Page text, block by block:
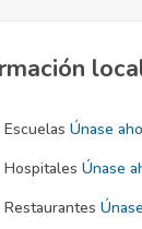
Escuelas Únase
Hospitales Únase
Restaurantes